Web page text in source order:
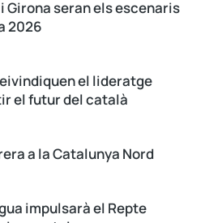
Girona seran els escenaris
2026
el lideratge
el futur del català
a la Catalunya Nord
impulsarà el Repte